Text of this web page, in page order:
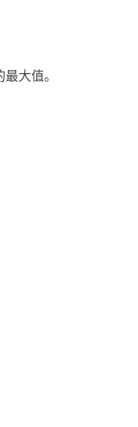
大值。